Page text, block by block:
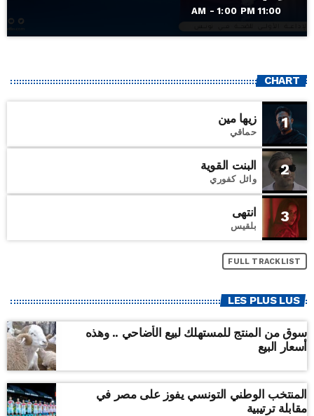
11:00 AM - 1:00 PM
CHART
1 زيها مين
حماقي
2 البنت القوية
وائل كفوري
3 انتهى
بلقيس
FULL TRACKLIST
LES PLUS LUS
سوق من المنتج للمستهلك لبيع الأضاحي .. وهذه
أسعار البيع
المنتخب الوطني التونسي يفوز على مصر في
مقابلة ترتيبية